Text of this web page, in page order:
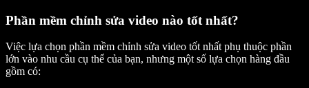
Phần mềm chỉnh sửa video nào tốt nhất?
Việc lựa chọn phần mềm chỉnh sửa video tốt nhất phụ thuộc phần
lớn vào nhu cầu cụ thể của bạn, nhưng một số lựa chọn hàng đầu
gồm có: